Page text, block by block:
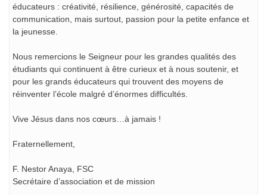
éducateurs : créativité, résilience, générosité, capacités de
communication, mais surtout, passion pour la petite enfance et
la jeunesse.
Nous remercions le Seigneur pour les grandes qualités des
étudiants qui continuent à être curieux et à nous soutenir, et
pour les grands éducateurs qui trouvent des moyens de
réinventer l’école malgré d’énormes difficultés.
Vive Jésus dans nos cœurs…à jamais !
Fraternellement,
F. Nestor Anaya, FSC
Secrétaire d’association et de mission